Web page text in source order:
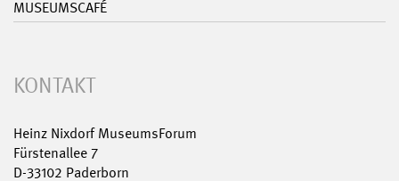
MUSEUMSCAFÉ
KONTAKT
Heinz Nixdorf MuseumsForum
Fürstenallee 7
D-33102 Paderborn